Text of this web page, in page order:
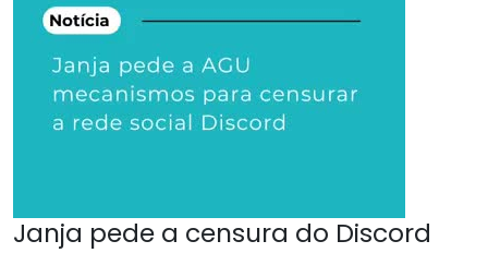
Janja pede a censura do Discord